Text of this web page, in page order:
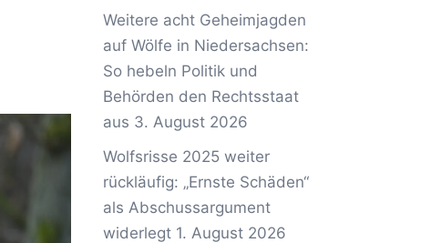
Weitere acht Geheimjagden
auf Wölfe in Niedersachsen:
So hebeln Politik und
Behörden den Rechtsstaat
aus 3. August 2026
Wolfsrisse 2025 weiter
rückläufig: „Ernste Schäden“
als Abschussargument
widerlegt 1. August 2026